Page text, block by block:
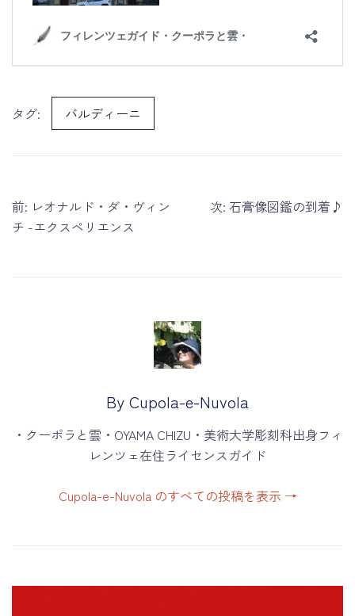
タグ: バルディーニ
投
稿
前: レオナルド・ダ・ヴィン
チ -エクスペリエンス
次: 石膏像図鑑の到着♪
By Cupola-e-Nuvola
・クーポラと雲・OYAMA CHIZU・美術大学彫刻科出身フィ
レンツェ在住ライセンスガイド
Cupola-e-Nuvola のすべての投稿を表示 →